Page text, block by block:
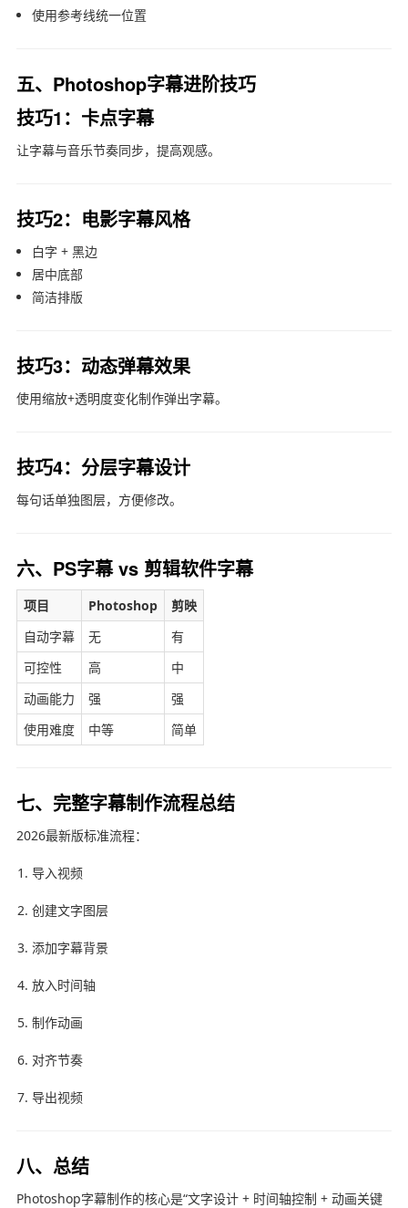
使用参考线统一位置
五、Photoshop字幕进阶技巧
技巧1：卡点字幕
让字幕与音乐节奏同步，提高观感。
技巧2：电影字幕风格
白字 + 黑边
居中底部
简洁排版
技巧3：动态弹幕效果
使用缩放+透明度变化制作弹出字幕。
技巧4：分层字幕设计
每句话单独图层，方便修改。
六、PS字幕 vs 剪辑软件字幕
项目 Photoshop
剪映
自动字幕
无
有
可控性
高
中
动画能力
强
强
使用难度
中等 简单
七、完整字幕制作流程总结
2026最新版标准流程：
导入视频
创建文字图层
添加字幕背景
放入时间轴
制作动画
对齐节奏
导出视频
八、总结
Photoshop字幕制作的核心是“文字设计 + 时间轴控制 + 动画关键